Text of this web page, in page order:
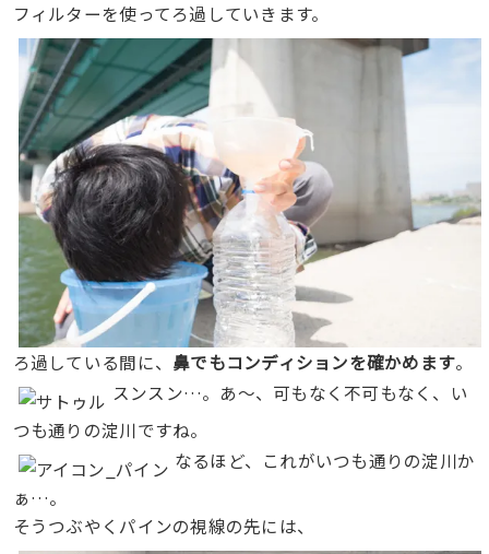
フィルターを使ってろ過していきます。
ろ過している間に、 鼻でもコンディションを確かめます。
スンスン…。あ〜、可もなく不可もなく、い
つも通りの淀川ですね。
なるほど、これがいつも通りの淀川か
ぁ…。
そうつぶやくパインの視線の先には、